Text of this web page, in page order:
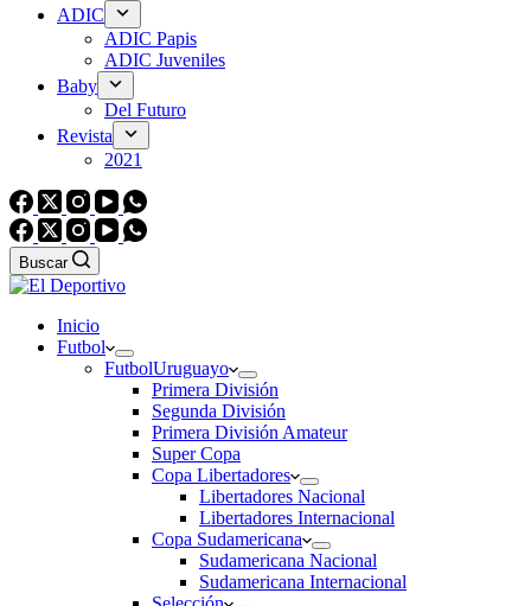
ADIC
ADIC Papis
ADIC Juveniles
Baby
Del Futuro
Revista
2021
Buscar
Inicio
Futbol
FutbolUruguayo
Primera División
Segunda División
Primera División Amateur
Super Copa
Copa Libertadores
Libertadores Nacional
Libertadores Internacional
Copa Sudamericana
Sudamericana Nacional
Sudamericana Internacional